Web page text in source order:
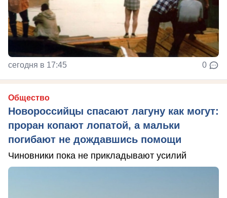
сегодня в 17:45 0
Общество
Новороссийцы спасают лагуну как могут:
проран копают лопатой, а мальки
погибают не дождавшись помощи
Чиновники пока не прикладывают усилий